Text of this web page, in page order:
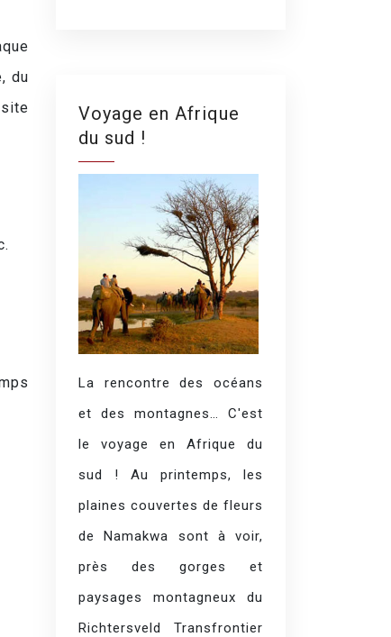
du
Voyage en Afrique
du sud !
La rencontre des océans
et des montagnes… C'est
le voyage en Afrique du
sud ! Au printemps, les
plaines couvertes de fleurs
de Namakwa sont à voir,
près des gorges et
paysages montagneux du
Richtersveld Transfrontier